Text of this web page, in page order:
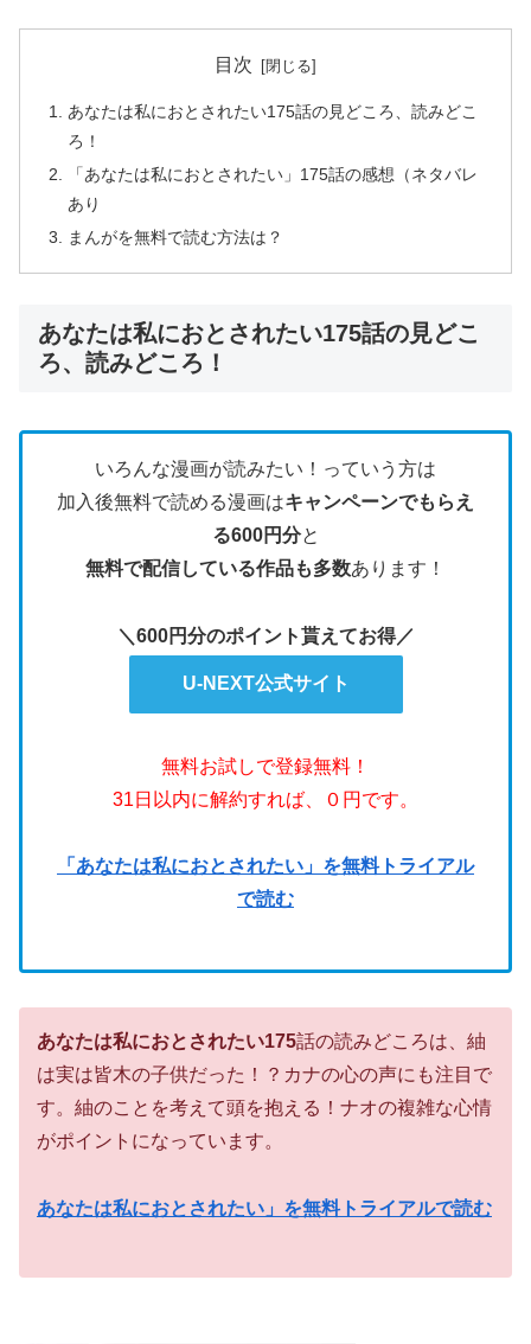
目次
あなたは私におとされたい175話の見どころ、読みどこ
ろ！
「あなたは私におとされたい」175話の感想（ネタバレ
あり
まんがを無料で読む方法は？
あなたは私におとされたい175話の見どこ
ろ、読みどころ！
いろんな漫画が読みたい！っていう方は
加入後無料で読める漫画はキャンペーンでもらえ
る600円分と
無料で配信している作品も多数あります！
＼600円分のポイント貰えてお得／
U-NEXT公式サイト
無料お試しで登録無料！
31日以内に解約すれば、０円です。
「あなたは私におとされたい」を無料トライアル
で読む
あなたは私におとされたい175話の読みどころは、紬
は実は皆木の子供だった！？カナの心の声にも注目で
す。紬のことを考えて頭を抱える！ナオの複雑な心情
がポイントになっています。
あなたは私におとされたい」を無料トライアルで読む